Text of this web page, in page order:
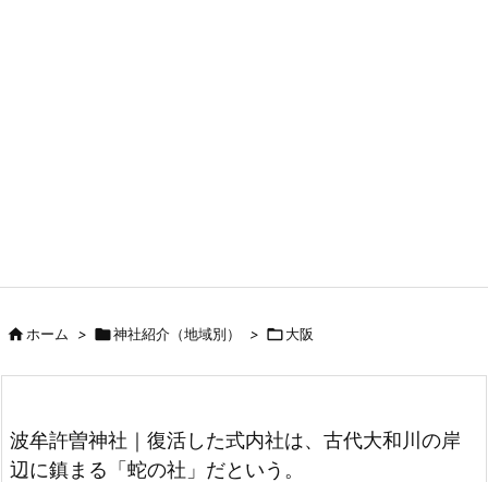
ホーム > 神社紹介（地域別） > 大阪
波牟許曽神社｜復活した式内社は、古代大和川の岸
辺に鎮まる「蛇の社」だという。